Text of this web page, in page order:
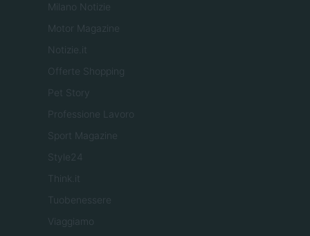
Milano Notizie
Motor Magazine
Notizie.it
Offerte Shopping
Pet Story
Professione Lavoro
Sport Magazine
Style24
Think.it
Tuobenessere
Viaggiamo